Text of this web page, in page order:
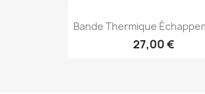
Bande Thermique
27,00 €